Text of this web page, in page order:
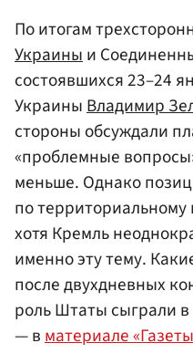
По итогам
Украиныи
состоявшихся 23–24
УкраиныВладимир
стороны обсуждали
«проблемные
меньше. Однако
по
хотя Кремль
именно эту тему.
после двухдневных
роль Штаты сыграли
— вматериале